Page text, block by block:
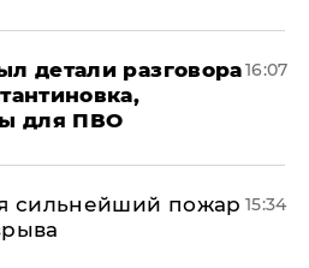
детали разговора
для ПВО
16:07
сильнейший пожар 15:34